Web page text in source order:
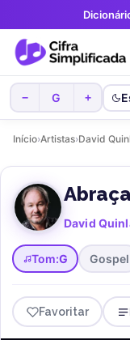
− G +
Início›Artistas›David
David
Tom:G Gospel
Favoritar